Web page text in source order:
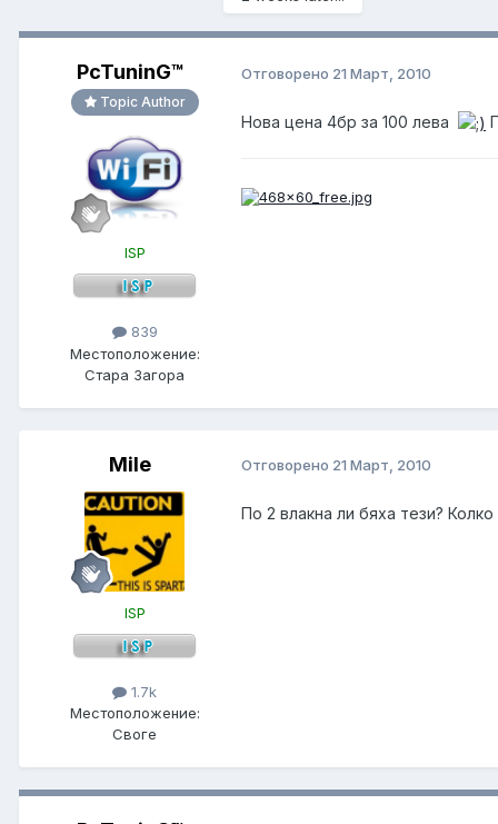
PcTuninG™
Topic Author
ISP
839
Местоположение:
Стара Загора
Отговорено 21 Март, 2010
Нова цена 4бр за 100 лева
Mile
ISP
1.7k
Местоположение:
Своге
Отговорено 21 Март, 2010
По 2 влакна ли бяха тези? Колко